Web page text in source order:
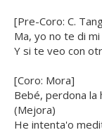
[Pre-Coro: C.
Ma, yo no te di
Y si te veo con
[Coro: Mora]
Bebé, perdona la
(Mejora)
He intenta'o